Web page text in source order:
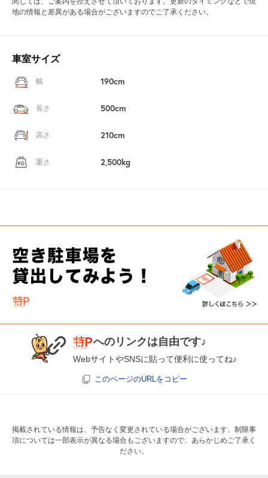
地の情報と差異がある場合がございますのでご了承ください。
車室サイズ
幅 190cm
長さ 500cm
高さ 210cm
重さ 2,500kg
へのリンクは自由です♪
WebサイトやSNSに貼って便利に使ってね♪
このページのURLをコピー
掲載されている情報は、予告なく変更されている場合がございます。制限事
項については一部表示が異なる場合もございますので、あらかじめご了承く
ださい。